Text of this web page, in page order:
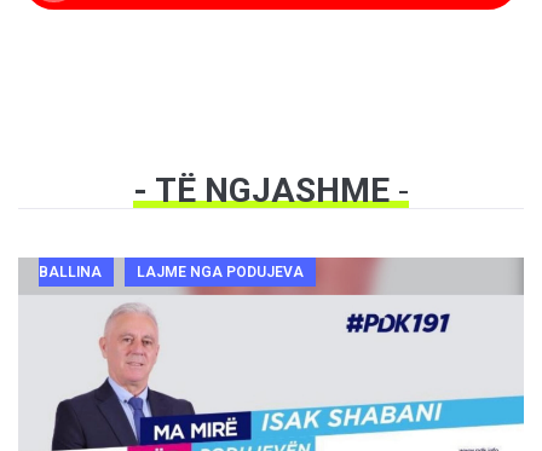
- TË NGJASHME -
BALLINA LAJME NGA PODUJEVA